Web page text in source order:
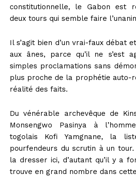
constitutionnelle, le Gabon est
deux tours qui semble faire
Il s’agit bien d’un vrai-faux débat
aux ânes, parce qu’il ne s’est
simples proclamations sans
plus proche de la prophétie auto-
réalité des faits.
Du vénérable archevêque de
Monsengwo Pasinya à
togolais Kofi Yamgnane, la
pourfendeurs du scrutin à un
la dresser ici, d’autant qu’il y a
trouve en grand nombre dans